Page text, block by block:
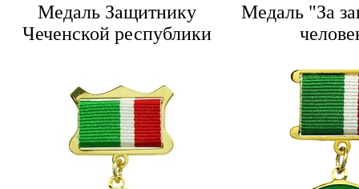
Медаль Защитнику
Чеченской республики
Медаль "За